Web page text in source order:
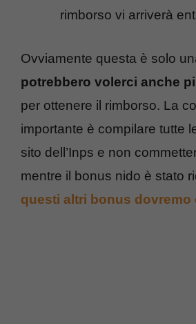
rimborso vi arriverà
Ovviamente questa è solo
potrebbero volerci anche
per ottenere il rimborso. La
importante è compilare tutte
sito dell’Inps e non
mentre il bonus nido è stato
questi altri bonus dovremo